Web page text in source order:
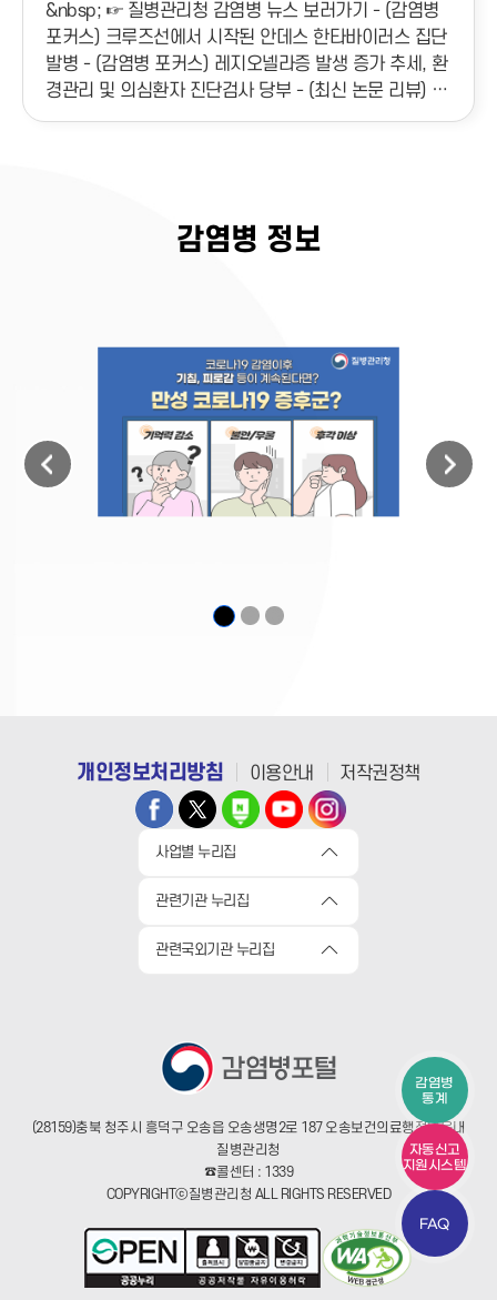
&nbsp; ☞ 질병관리청 감염병 뉴스 보러가기 - (감염병
포커스) 크루즈선에서 시작된 안데스 한타바이러스 집단
발병 - (감염병 포커스) 레지오넬라증 발생 증가 추세, 환
경관리 및 의심환자 진단검사 당부 - (최신 논문 리뷰) 기
후변화가 다시 그리는 감염병 지도 - (감염병 퀴즈) 60대
감염병 정보
이전 다음
개인정보처리방침 이용안내 저작권정책
사업별 누리집
관련기관 누리집
관련국외기관 누리집
(28159)충북 청주시 흥덕구 오송읍 오송생명2로 187 오송보건의료행정타운내
질병관리청
☎콜센터 : 1339
COPYRIGHTⓒ질병관리청 ALL RIGHTS RESERVED
감염병
통계
자동신고
지원시스템
FAQ